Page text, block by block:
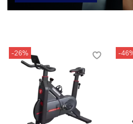
-26% -